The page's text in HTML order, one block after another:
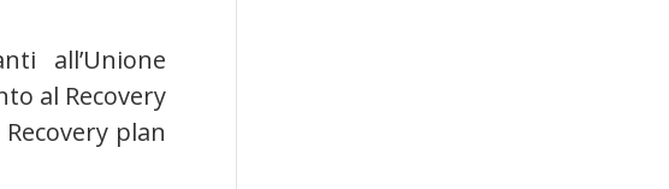
all’Unione
al Recovery
plan